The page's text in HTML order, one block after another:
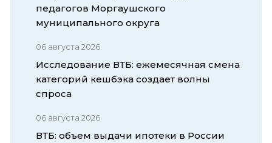
педагогов Моргаушского
муниципального округа
06 августа 2026
Исследование ВТБ: ежемесячная смена
категорий кешбэка создает волны
спроса
06 августа 2026
ВТБ: объем выдачи ипотеки в России